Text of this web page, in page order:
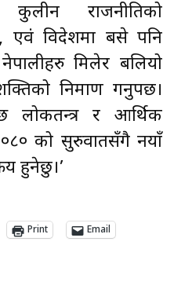
कुलीन राजनीतिको
एवं विदेशमा बसे पनि
मिलेर बलियो
निर्माण गर्नुपर्छ।
लोकतन्त्र र आर्थिक
को सुरुवातसँगै नयाँ
हुनेछु।’
Print Email